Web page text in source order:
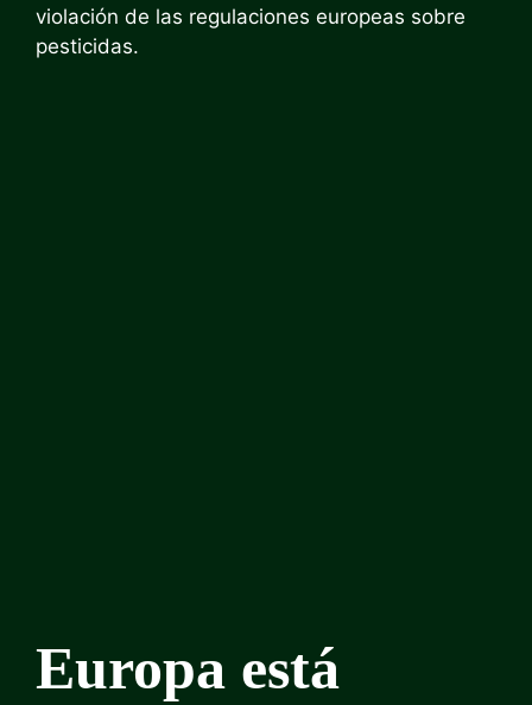
violación de las regulaciones europeas sobre
pesticidas.
Europa está